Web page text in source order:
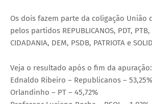
Os dois fazem parte da coligação União
pelos partidos REPUBLICANOS, PDT, PTB,
CIDADANIA, DEM, PSDB, PATRIOTA e
Veja o resultado após o fim da apuração:
Ednaldo Ribeiro – Republicanos – 53,25%
Orlandinho – PT – 45,72%